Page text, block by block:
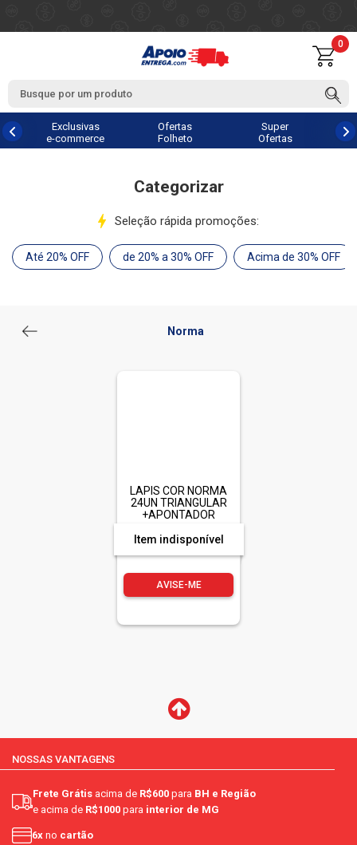
0
Exclusivas
e-commerce
Ofertas
Folheto
Super
Ofertas
Categorizar
Seleção rápida promoções:
Até 20% OFF de 20% a 30% OFF Acima de 30% OFF
Norma
LAPIS COR NORMA
24UN TRIANGULAR
+APONTADOR
Item indisponível
AVISE-ME
NOSSAS VANTAGENS
Frete Grátis acima de R$600 para BH e Região
e acima de R$1000 para interior de MG
6x no cartão